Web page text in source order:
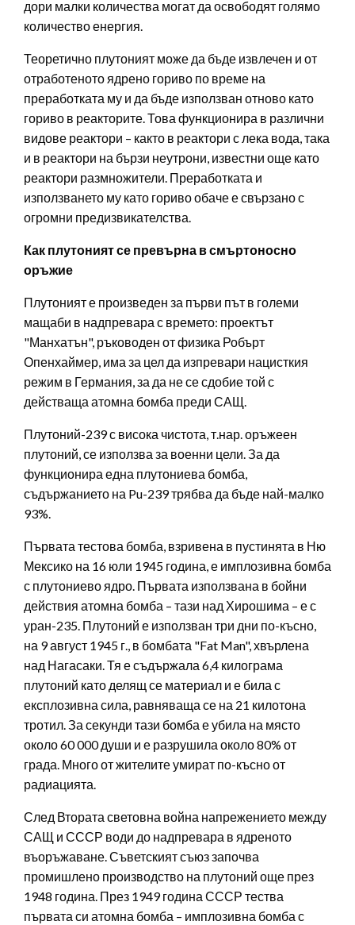
дори малки количества могат да освободят голямо
количество енергия.
Теоретично плутоният може да бъде извлечен и от
отработеното ядрено гориво по време на
преработката му и да бъде използван отново като
гориво в реакторите. Това функционира в различни
видове реактори – както в реактори с лека вода, така
и в реактори на бързи неутрони, известни още като
реактори размножители. Преработката и
използването му като гориво обаче е свързано с
огромни предизвикателства.
Как плутоният се превърна в смъртоносно
оръжие
Плутоният е произведен за първи път в големи
мащаби в надпревара с времето: проектът
"Манхатън", ръководен от физика Робърт
Опенхаймер, има за цел да изпревари нацисткия
режим в Германия, за да не се сдобие той с
действаща атомна бомба преди САЩ.
Плутоний-239 с висока чистота, т.нар. оръжеен
плутоний, се използва за военни цели. За да
функционира една плутониева бомба,
съдържанието на Pu-239 трябва да бъде най-малко
93%.
Първата тестова бомба, взривена в пустинята в Ню
Мексико на 16 юли 1945 година, е имплозивна бомба
с плутониево ядро. Първата използвана в бойни
действия атомна бомба – тази над Хирошима – е с
уран-235. Плутоний е използван три дни по-късно,
на 9 август 1945 г., в бомбата "Fat Man", хвърлена
над Нагасаки. Тя е съдържала 6,4 килограма
плутоний като делящ се материал и е била с
експлозивна сила, равняваща се на 21 килотона
тротил. За секунди тази бомба е убила на място
около 60 000 души и е разрушила около 80% от
града. Много от жителите умират по-късно от
радиацията.
След Втората световна война напрежението между
САЩ и СССР води до надпревара в ядреното
въоръжаване. Съветският съюз започва
промишлено производство на плутоний още през
1948 година. През 1949 година СССР тества
първата си атомна бомба – имплозивна бомба с